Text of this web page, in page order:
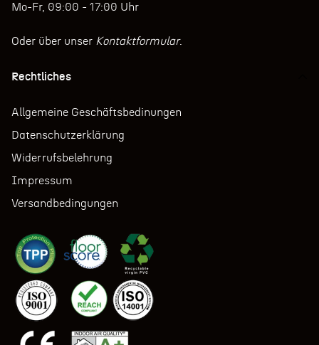
Mo-Fr, 09:00 - 17:00 Uhr
Oder über unser Kontaktformular.
Rechtliches
Allgemeine Geschäftsbedinungen
Datenschutzerklärung
Widerrufsbelehrung
Impressum
Versandbedingungen